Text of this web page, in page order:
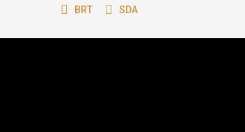
BRT SDA